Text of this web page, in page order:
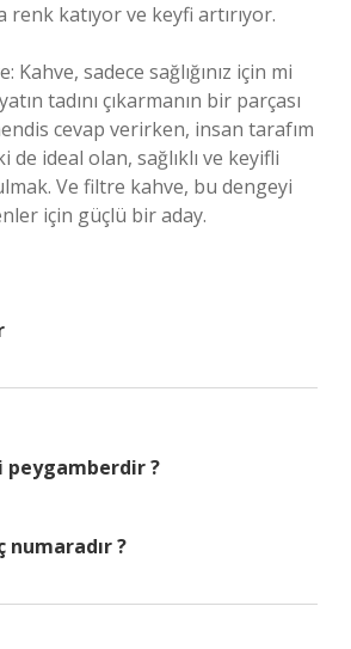
renk katıyor ve keyfi artırıyor.
Kahve, sadece sağlığınız için mi
tadını çıkarmanın bir parçası
cevap verirken, insan tarafım
de ideal olan, sağlıklı ve keyifli
Ve filtre kahve, bu dengeyi
için güçlü bir aday.
peygamberdir ?
?